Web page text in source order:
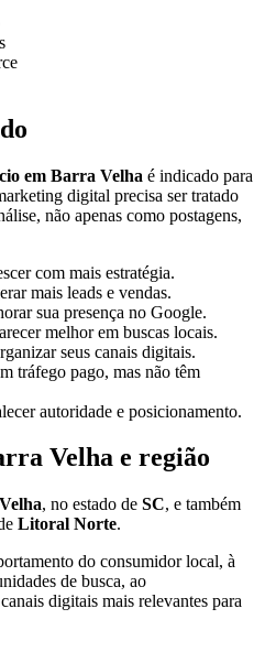
em Barra Velha é indicado para
digital precisa ser tratado
não apenas como postagens,
com mais estratégia.
mais leads e vendas.
sua presença no Google.
melhor em buscas locais.
seus canais digitais.
tráfego pago, mas não têm
autoridade e posicionamento.
Velha e região
, no estado de SC, e também
Litoral Norte.
do consumidor local, à
de busca, ao
digitais mais relevantes para